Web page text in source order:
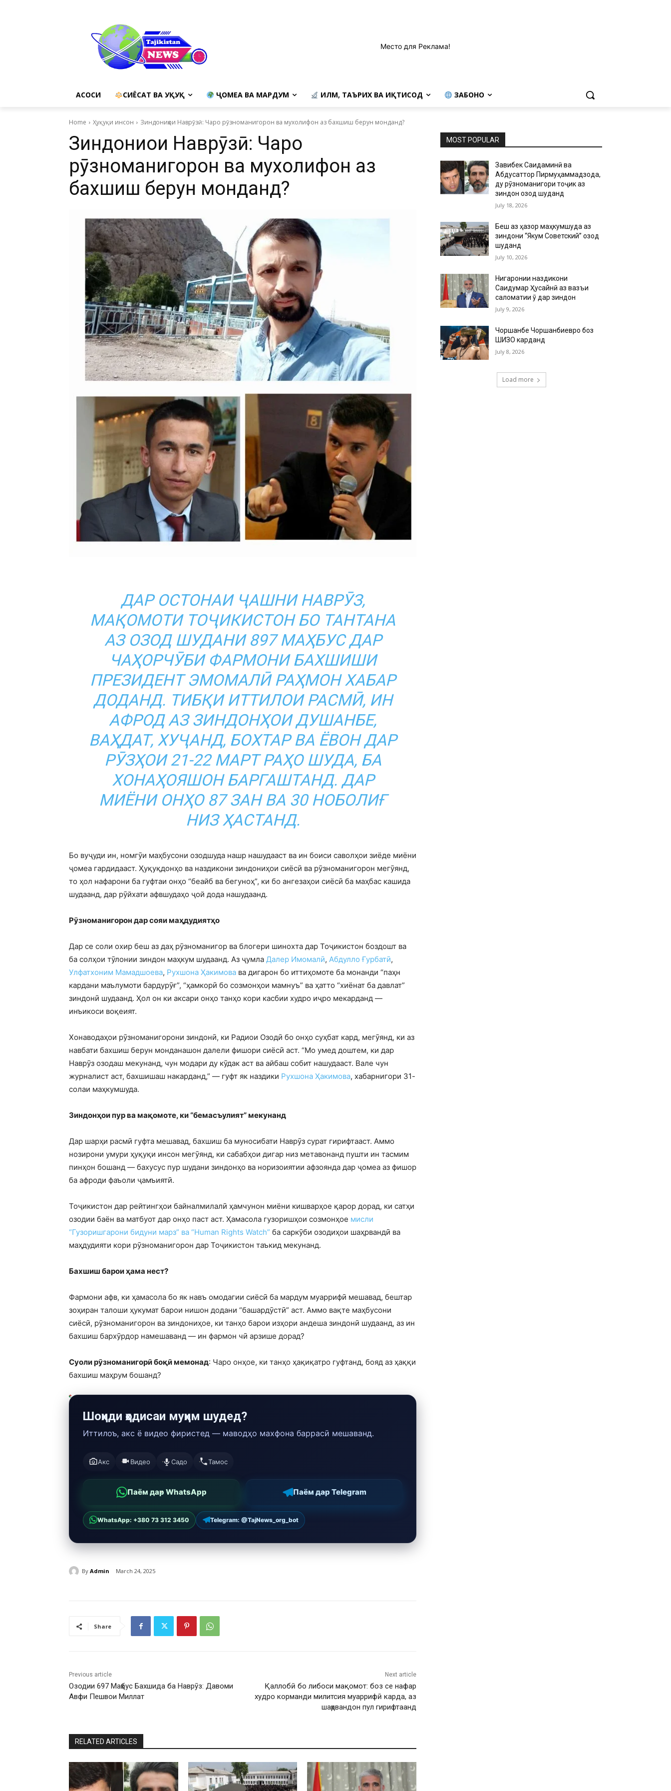
Место для Реклама!
АСОСИ СИЁСАТ ВА ҲУҚУҚ ҶОМЕА ВА МАРДУМ ИЛМ, ТАЪРИХ ВА ИҚТИСОД ЗАБОНҲО
Home Ҳуқуқи инсон Зиндониҳои Наврӯзӣ: Чаро рӯзноманигорон ва мухолифон аз бахшиш берун монданд?
Зиндониҳои Наврӯзӣ: Чаро
рӯзноманигорон ва мухолифон аз
бахшиш берун монданд?
ДАР ОСТОНАИ ҶАШНИ НАВРӮЗ,
МАҚОМОТИ ТОҶИКИСТОН БО ТАНТАНА
АЗ ОЗОД ШУДАНИ 897 МАҲБУС ДАР
ЧАҲОРЧӮБИ ФАРМОНИ БАХШИШИ
ПРЕЗИДЕНТ ЭМОМАЛӢ РАҲМОНХАБАР
ДОДАНД. ТИБҚИ ИТТИЛОИ РАСМӢ, ИН
АФРОД АЗ ЗИНДОНҲОИ ДУШАНБЕ,
ВАҲДАТ, ХУҶАНД, БОХТАР ВА ЁВОН ДАР
РӮЗҲОИ 21-22 МАРТ РАҲО ШУДА, БА
ХОНАҲОЯШОН БАРГАШТАНД. ДАР
МИЁНИ ОНҲО 87 ЗАН ВА 30 НОБОЛИҒ
НИЗ ҲАСТАНД.
Бо вуҷуди ин, номгӯи маҳбусони озодшуда нашр нашудааст ва ин боиси саволҳои зиёде миёни
ҷомеа гардидааст. Ҳуқуқдонҳо ва наздикони зиндониҳои сиёсӣ ва рӯзноманигорон мегӯянд,
то ҳол нафарони ба гуфтаи онҳо “беайб ва бегуноҳ”, ки бо ангезаҳои сиёсӣ ба маҳбас кашида
шудаанд, дар рӯйхати афвшудаҳо ҷой дода нашудаанд.
Рӯзноманигорон дар сояи маҳдудиятҳо
Дар се соли охир беш аз даҳ рӯзноманигор ва блогери шинохта дар Тоҷикистон боздошт ва
ба солҳои тӯлонии зиндон маҳкум шудаанд. Аз ҷумла Далер Имомалӣ, Абдулло Ғурбатӣ,
Улфатхоним Мамадшоева, Рухшона Ҳакимова ва дигарон бо иттиҳомоте ба монанди “паҳн
кардани маълумоти бардурӯғ”, “ҳамкорӣ бо созмонҳои мамнуъ” ва ҳатто “хиёнат ба давлат”
зиндонӣ шудаанд. Ҳол он ки аксари онҳо танҳо кори касбии худро иҷро мекарданд —
инъикоси воқеият.
Хонаводаҳои рӯзноманигорони зиндонӣ, ки Радиои Озодӣ бо онҳо суҳбат кард, мегӯянд, ки аз
навбати бахшиш берун монданашон далели фишори сиёсӣ аст. “Мо умед доштем, ки дар
Наврӯз озодаш мекунанд, чун модари ду кӯдак аст ва айбаш собит нашудааст. Вале чун
журналист аст, бахшишаш накарданд,” — гуфт як наздики Рухшона Ҳакимова, хабарнигори 31-
солаи маҳкумшуда.
Зиндонҳои пур ва мақомоте, ки “бемасъулият” мекунанд
Дар шарҳи расмӣ гуфта мешавад, бахшиш ба муносибати Наврӯз сурат гирифтааст. Аммо
нозирони умури ҳуқуқи инсон мегӯянд, ки сабабҳои дигар низ метавонанд пушти ин тасмим
пинҳон бошанд — бахусус пур шудани зиндонҳо ва норизоиятии афзоянда дар ҷомеа аз фишор
ба афроди фаъоли ҷамъиятӣ.
Тоҷикистон дар рейтингҳои байналмилалӣ ҳамчунон миёни кишварҳое қарор дорад, ки сатҳи
озодии баён ва матбуот дар онҳо паст аст. Ҳамасола гузоришҳои созмонҳое мисли
“Гузоришгарони бидуни марз” ва “Human Rights Watch” ба саркӯби озодиҳои шаҳрвандӣ ва
маҳдудияти кори рӯзноманигорон дар Тоҷикистон таъкид мекунанд.
Бахшиш барои ҳама нест?
Фармони афв, ки ҳамасола бо як навъ омодагии сиёсӣ ба мардум муаррифӣ мешавад, бештар
зоҳиран талоши ҳукумат барои нишон додани “башардӯстӣ” аст. Аммо вақте маҳбусони
сиёсӣ, рӯзноманигорон ва зиндониҳое, ки танҳо барои изҳори андеша зиндонӣ шудаанд, аз ин
бахшиш бархӯрдор намешаванд — ин фармон чӣ арзише дорад?
Суоли рӯзноманигорӣ боқӣ мемонад: Чаро онҳое, ки танҳо ҳақиқатро гуфтанд, бояд аз ҳаққи
бахшиш маҳрум бошанд?
Шоҳиди ҳодисаи муҳим шудед?
Иттилоъ, акс ё видео фиристед — маводҳо махфона баррасӣ мешаванд.
Акс Видео Садо Тамос
Паём дар WhatsApp Паём дар Telegram
WhatsApp: +380 73 312 3450 Telegram: @TajNews_org_bot
By Admin March 24, 2025
Share
Previous article
Озодии 697 Маҳбус Бахшида ба Наврӯз: Давоми
Авфи Пешвои Миллат
Next article
Қаллобӣ бо либоси мақомот: боз се нафар
худро корманди милитсия муаррифӣ карда, аз
шаҳрвандон пул гирифтаанд
RELATED ARTICLES
MOST POPULAR
Завқибек Саидаминӣ ва
Абдусаттор Пирмуҳаммадзода,
ду рӯзноманигори тоҷик аз
зиндон озод шуданд
July 18, 2026
Беш аз ҳазор маҳкумшуда аз
зиндони “Якум Советский” озод
шуданд
July 10, 2026
Нигаронии наздикони
Саидумар Ҳусайнӣ аз вазъи
саломатии ӯ дар зиндон
July 9, 2026
Чоршанбе Чоршанбиевро боз
ШИЗО карданд
July 8, 2026
Load more